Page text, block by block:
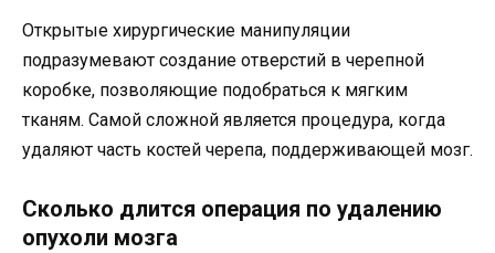
Открытые хирургические манипуляции
подразумевают создание отверстий в черепной
коробке, позволяющие подобраться к мягким
тканям. Самой сложной является процедура, когда
удаляют часть костей черепа, поддерживающей мозг.
Сколько длится операция по удалению
опухоли мозга